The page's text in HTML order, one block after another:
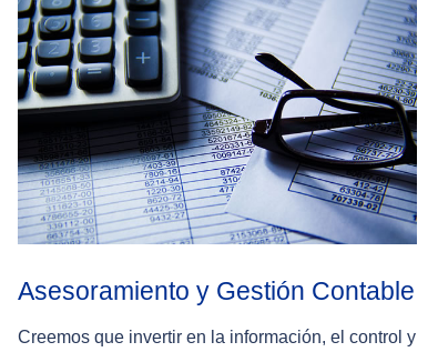
Asesoramiento y Gestión Contable
Creemos que invertir en la información, el control y